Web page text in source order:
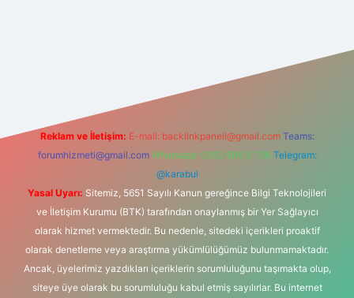
Reklam ve İletişim: E-mail: backlinkpaneli@gmail.com Teams:
forumhizmeti@gmail.com Whatsapp: 0262 606 0 726 Telegram:
@karabul
Yasal Uyarı: Sitemiz, 5651 Sayılı Kanun gereğince Bilgi Teknolojileri
ve İletişim Kurumu (BTK) tarafından onaylanmış bir Yer Sağlayıcı
olarak hizmet vermektedir. Bu nedenle, sitedeki içerikleri proaktif
olarak denetleme veya araştırma yükümlülüğümüz bulunmamaktadır.
Ancak, üyelerimiz yazdıkları içeriklerin sorumluluğunu taşımakta olup,
siteye üye olarak bu sorumluluğu kabul etmiş sayılırlar. Bu internet